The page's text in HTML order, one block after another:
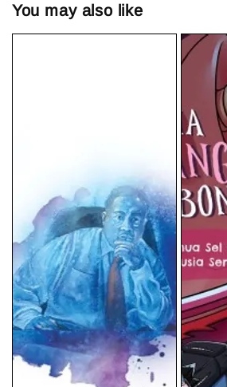
You may also like